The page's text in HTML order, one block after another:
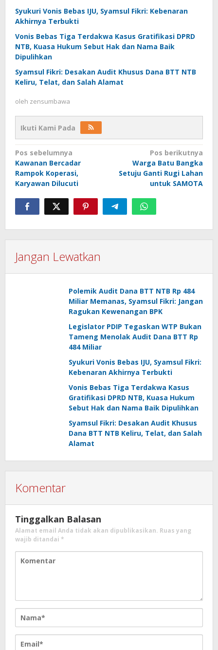
Syukuri Vonis Bebas IJU, Syamsul Fikri: Kebenaran
Akhirnya Terbukti
Vonis Bebas Tiga Terdakwa Kasus Gratifikasi DPRD
NTB, Kuasa Hukum Sebut Hak dan Nama Baik
Dipulihkan
Syamsul Fikri: Desakan Audit Khusus Dana BTT NTB
Keliru, Telat, dan Salah Alamat
oleh zensumbawa
Ikuti Kami Pada
Navigasi
pos
Pos sebelumnya
Kawanan Bercadar
Rampok Koperasi,
Karyawan Dilucuti
Pos berikutnya
Warga Batu Bangka
Setuju Ganti Rugi Lahan
untuk SAMOTA
Jangan Lewatkan
Polemik Audit Dana BTT NTB Rp 484
Miliar Memanas, Syamsul Fikri: Jangan
Ragukan Kewenangan BPK
Legislator PDIP Tegaskan WTP Bukan
Tameng Menolak Audit Dana BTT Rp
484 Miliar
Syukuri Vonis Bebas IJU, Syamsul Fikri:
Kebenaran Akhirnya Terbukti
Vonis Bebas Tiga Terdakwa Kasus
Gratifikasi DPRD NTB, Kuasa Hukum
Sebut Hak dan Nama Baik Dipulihkan
Syamsul Fikri: Desakan Audit Khusus
Dana BTT NTB Keliru, Telat, dan Salah
Alamat
Komentar
Tinggalkan Balasan
Alamat email Anda tidak akan dipublikasikan. Ruas yang
wajib ditandai *